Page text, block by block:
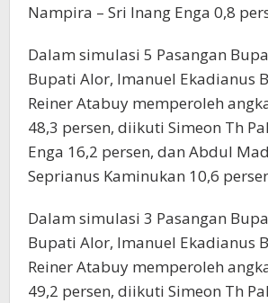
Nampira – Sri Inang Enga 0,8
Dalam simulasi 5 Pasangan
Bupati Alor, Imanuel Ekadianus
Reiner Atabuy memperoleh
48,3 persen, diikuti Simeon Th
Enga 16,2 persen, dan Abdul
Seprianus Kaminukan 10,6
Dalam simulasi 3 Pasangan
Bupati Alor, Imanuel Ekadianus
Reiner Atabuy memperoleh
49,2 persen, diikuti Simeon Th